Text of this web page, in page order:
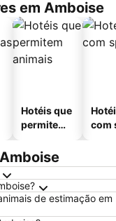
em Amboise
Hotéis que
permitem
com
de estimação em